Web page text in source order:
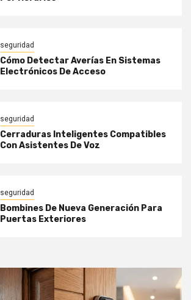
seguridad
Cómo Detectar Averías En Sistemas
Electrónicos De Acceso
seguridad
Cerraduras Inteligentes Compatibles
Con Asistentes De Voz
seguridad
Bombines De Nueva Generación Para
Puertas Exteriores